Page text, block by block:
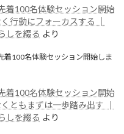
100名体験セッション開始
行動にフォーカスする │
しを綴る より
100名体験セッション開始しま
100名体験セッション開始
ともまずは一歩踏み出す │
しを綴る より